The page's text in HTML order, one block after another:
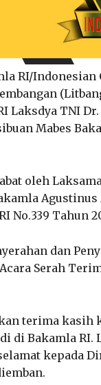
RI/Indonesian
Laksdya TNI
Mabes
oleh
Agustinus
No.339 Tahun
dan
Serah
terima kasih
di Bakamla RI.
kepada